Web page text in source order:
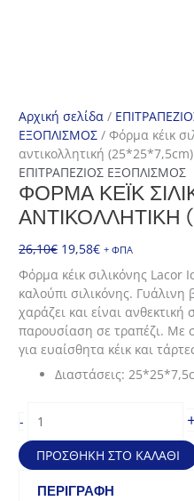
Αρχική σελίδα /
ΕΞΟΠΛΙΣΜΟΣ / Φόρμα κέικ
αντικολλητική (25*25*7,5cm)
ΕΠΙΤΡΑΠΕΖΙΟΣ ΕΞΟΠΛΙΣΜΟΣ
ΦΌΡΜΑ ΚΈΙΚ
ΑΝΤΙΚΟΛΛΗΤΙΚΉ
26,10€ Original
price
was:
26,10€.
19,58€Η
τρέχουσα
τιμή
είναι:
+ ΦΠΑ
Φόρμα κέικ σιλικόνης Lacor
καλούπι σιλικόνης. Γυάλινη
χαράζει και είναι
παρουσίαση σε τραπέζι. Με
για ευαίσθητα κέικ και
Διαστάσεις:
-
κέικ
σιλικόνης
και
αντικολλητική
ΠΡΟΣΘΉΚΗ ΣΤΟ ΚΑΛΆΘΙ
ΠΕΡΙΓΡΑΦΉ